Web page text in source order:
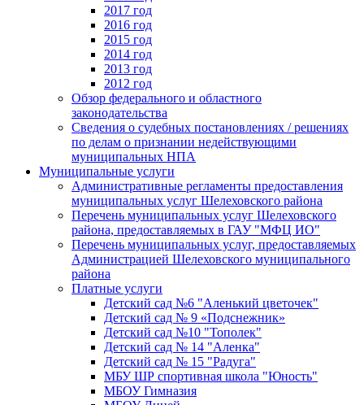
2017 год
2016 год
2015 год
2014 год
2013 год
2012 год
Обзор федерального и областного
законодательства
Сведения о судебных постановлениях / решениях
по делам о признании недействующими
муниципальных НПА
Муниципальные услуги
Административные регламенты предоставления
муниципальных услуг Шелеховского района
Перечень муниципальных услуг Шелеховского
района, предоставляемых в ГАУ "МФЦ ИО"
Перечень муниципальных услуг, предоставляемых
Администрацией Шелеховского муниципального
района
Платные услуги
Детский сад №6 "Аленький цветочек"
Детский сад № 9 «Подснежник»
Детский сад №10 "Тополек"
Детский сад № 14 "Аленка"
Детский сад № 15 "Радуга"
МБУ ШР спортивная школа "Юность"
МБОУ Гимназия